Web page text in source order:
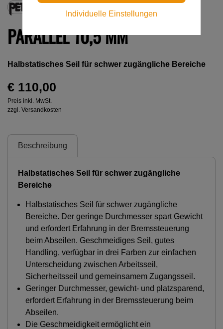
PARALLEL 10,5 MM
Halbstatisches Seil für schwer zugängliche Bereiche
€ 110,00
Preis inkl. MwSt.
zzgl. Versandkosten
Beschreibung
Halbstatisches Seil für schwer zugängliche
Bereiche
Halbstatisches Seil für schwer zugängliche
Bereiche. Der geringe Durchmesser spart Gewicht
und erfordert Erfahrung in der Bremssteuerung
beim Abseilen. Geschmeidiges Seil, gutes
Handling, verfügbar in drei Farben zur einfachen
Unterscheidung zwischen Arbeitsseil,
Sicherheitsseil und gemeinsamem Zugangsseil.
Geringer Durchmesser, gewicht- und platzsparend,
erfordert Erfahrung in der Bremssteuerung beim
Abseilen.
Die Geschmeidigkeit ermöglicht ein
Individuelle Einstellungen